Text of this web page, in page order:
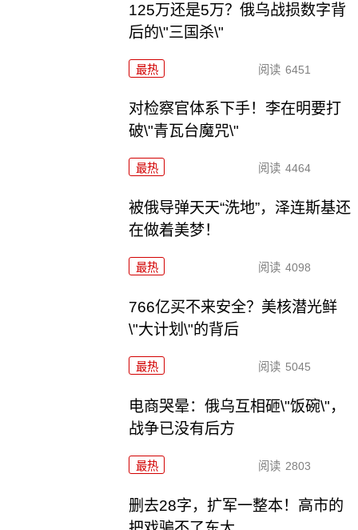
125万还是5万？俄乌战损数字背
后的\"三国杀\"
最热 阅读 6451
对检察官体系下手！李在明要打
破\"青瓦台魔咒\"
最热 阅读 4464
被俄导弹天天“洗地”，泽连斯基还
在做着美梦！
最热 阅读 4098
766亿买不来安全？美核潜光鲜
\"大计划\"的背后
最热 阅读 5045
电商哭晕：俄乌互相砸\"饭碗\"，
战争已没有后方
最热 阅读 2803
删去28字，扩军一整本！高市的